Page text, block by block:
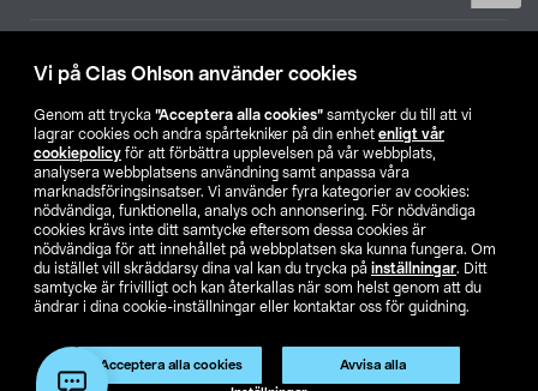
Vi på Clas Ohlson använder cookies
Genom att trycka ”Acceptera alla cookies” samtycker du till att vi
lagrar cookies och andra spårtekniker på din enhet enligt vår
cookiepolicy för att förbättra upplevelsen på vår webbplats,
analysera webbplatsens användning samt anpassa våra
marknadsföringsinsatser. Vi använder fyra kategorier av cookies:
nödvändiga, funktionella, analys och annonsering. För nödvändiga
cookies krävs inte ditt samtycke eftersom dessa cookies är
nödvändiga för att innehållet på webbplatsen ska kunna fungera. Om
du istället vill skräddarsy dina val kan du trycka på inställningar. Ditt
samtycke är frivilligt och kan återkallas när som helst genom att du
ändrar i dina cookie-inställningar eller kontaktar oss för guidning.
Acceptera alla cookies Avvisa alla
Hitta butik
SE NO FI
Ändra till priser exklusive moms